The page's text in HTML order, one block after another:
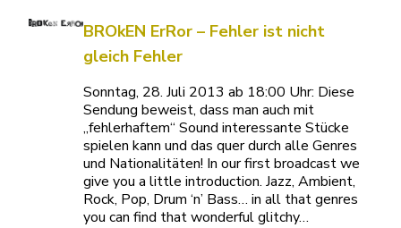
BROkEN ErRor – Fehler ist nicht
gleich Fehler
Sonntag, 28. Juli 2013 ab 18:00 Uhr: Diese
Sendung beweist, dass man auch mit
„fehlerhaftem“ Sound interessante Stücke
spielen kann und das quer durch alle Genres
und Nationalitäten! In our first broadcast we
give you a little introduction. Jazz, Ambient,
Rock, Pop, Drum ‘n’ Bass… in all that genres
you can find that wonderful glitchy…